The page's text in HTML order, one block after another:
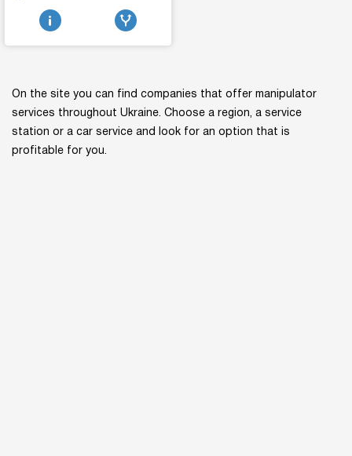
tillage harrows d...
On the site you can find companies that offer manipulator
services throughout Ukraine. Choose a region, a service
station or a car service and look for an option that is
profitable for you.